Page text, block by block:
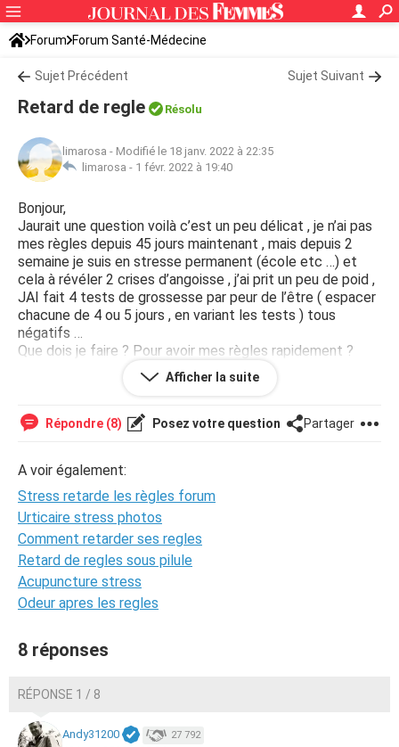
Forum Forum Santé-Médecine
Symptômes et maladies courantes
Sujet Précédent Sujet Suivant
Retard de regle Résolu
limarosa - Modifié le 18 janv. 2022 à 22:35
limarosa - 1 févr. 2022 à 19:40
Bonjour,
Jaurait une question voilà c’est un peu délicat , je n’ai pas
mes règles depuis 45 jours maintenant , mais depuis 2
semaine je suis en stresse permanent (école etc …) et
cela à révéler 2 crises d’angoisse , j’ai prit un peu de poid ,
JAI fait 4 tests de grossesse par peur de l’être ( espacer
chacune de 4 ou 5 jours , en variant les tests ) tous
négatifs …
Que dois je faire ? Pour avoir mes règles rapidement ?
Je tient à préciser que aucun rapport à risque n’as été fait
Afficher la suite
Répondre (8) Posez votre question Partager
A voir également:
Stress retarde les règles forum
Urticaire stress photos
Comment retarder ses regles
Retard de regles sous pilule
Acupuncture stress
Odeur apres les regles
8 réponses
RÉPONSE 1 / 8
Andy31200 27 792